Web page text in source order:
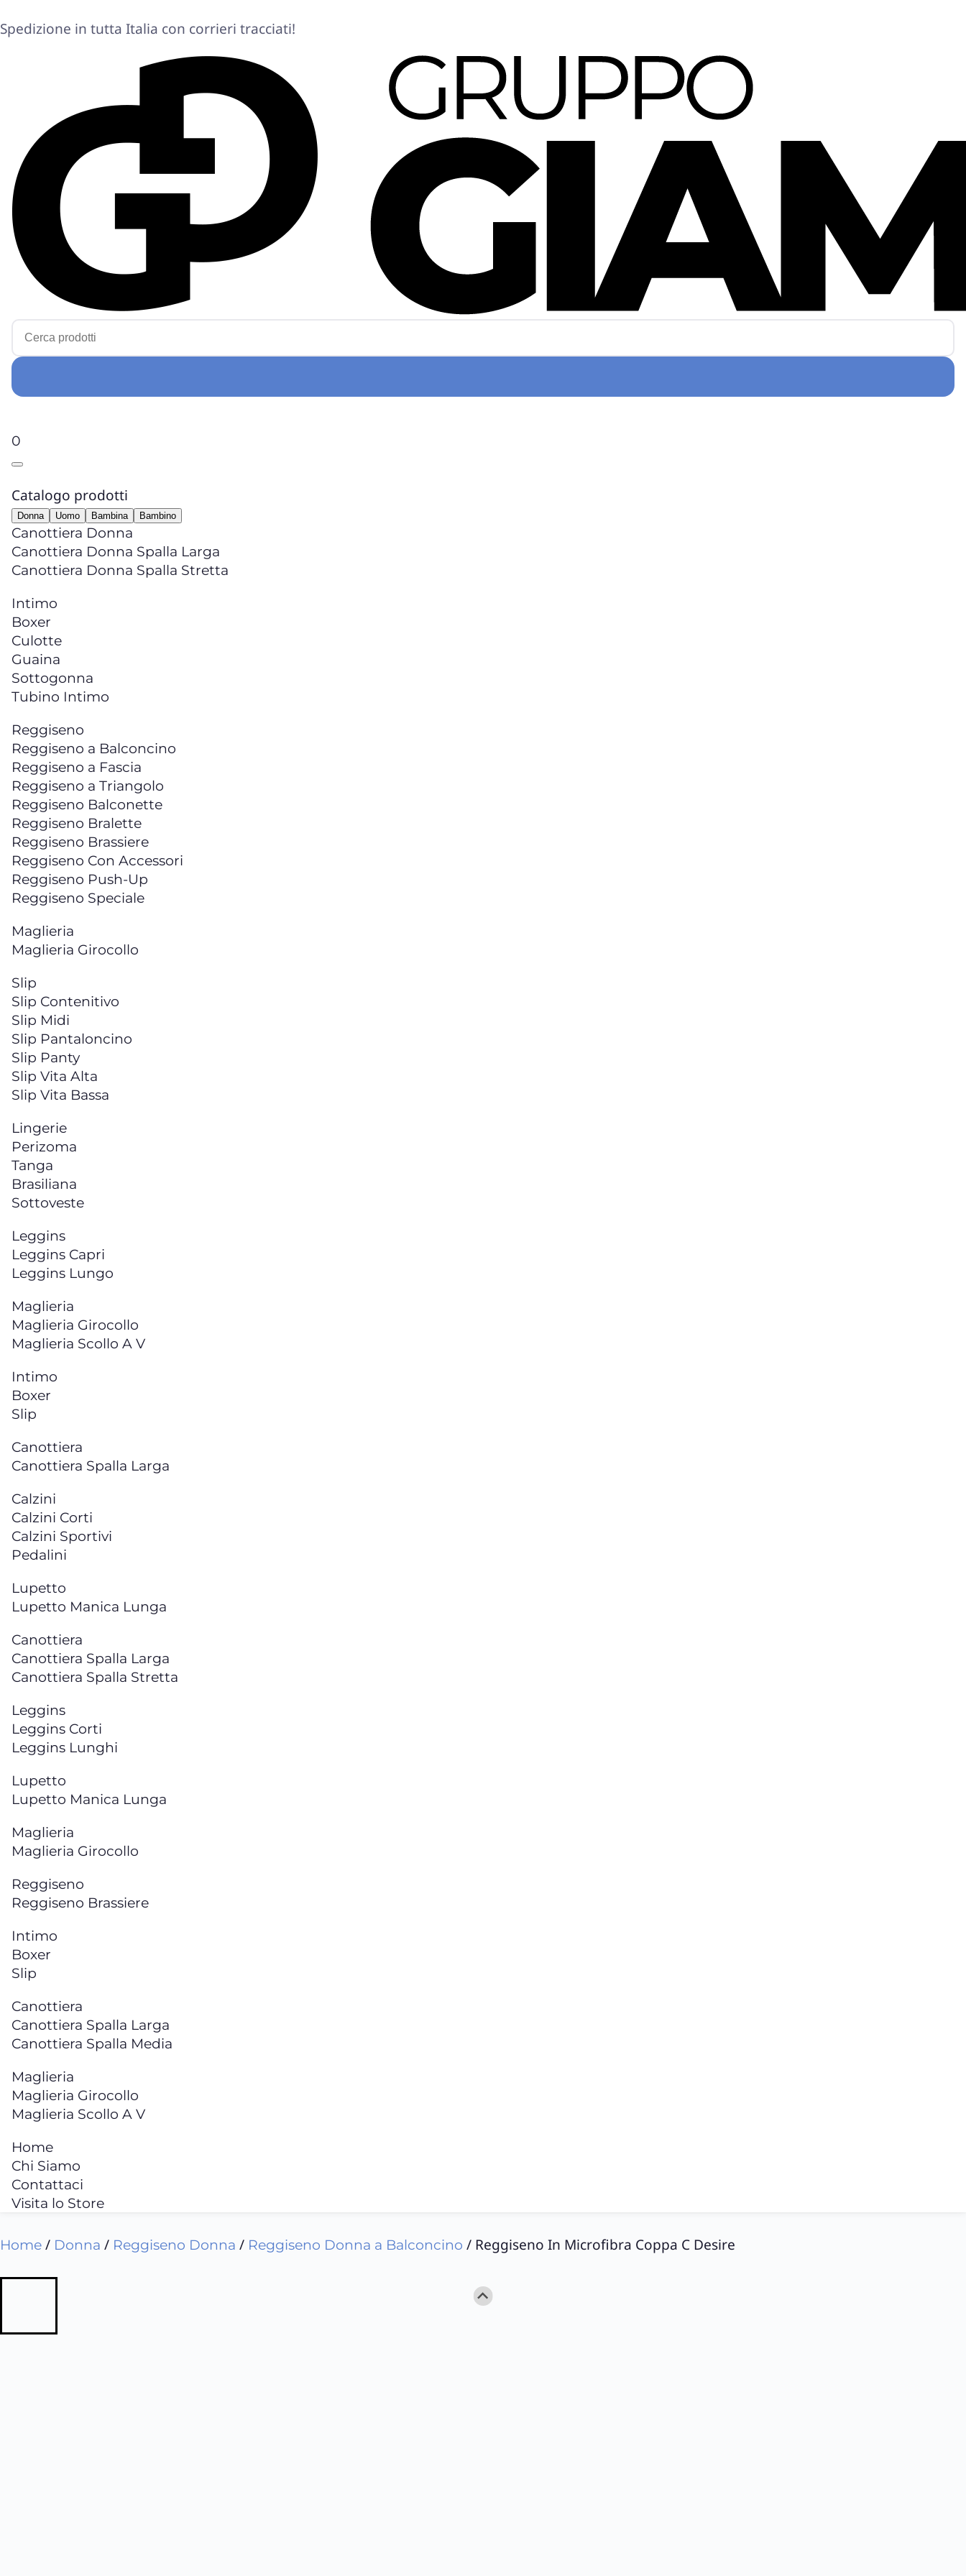
Spedizione in tutta Italia con corrieri tracciati!
0
Catalogo prodotti
Donna Uomo Bambina Bambino
Canottiera Donna
Canottiera Donna Spalla Larga
Canottiera Donna Spalla Stretta
Intimo
Boxer
Culotte
Guaina
Sottogonna
Tubino Intimo
Reggiseno
Reggiseno a Balconcino
Reggiseno a Fascia
Reggiseno a Triangolo
Reggiseno Balconette
Reggiseno Bralette
Reggiseno Brassiere
Reggiseno Con Accessori
Reggiseno Push-Up
Reggiseno Speciale
Maglieria
Maglieria Girocollo
Slip
Slip Contenitivo
Slip Midi
Slip Pantaloncino
Slip Panty
Slip Vita Alta
Slip Vita Bassa
Lingerie
Perizoma
Tanga
Brasiliana
Sottoveste
Leggins
Leggins Capri
Leggins Lungo
Maglieria
Maglieria Girocollo
Maglieria Scollo A V
Intimo
Boxer
Slip
Canottiera
Canottiera Spalla Larga
Calzini
Calzini Corti
Calzini Sportivi
Pedalini
Lupetto
Lupetto Manica Lunga
Canottiera
Canottiera Spalla Larga
Canottiera Spalla Stretta
Leggins
Leggins Corti
Leggins Lunghi
Lupetto
Lupetto Manica Lunga
Maglieria
Maglieria Girocollo
Reggiseno
Reggiseno Brassiere
Intimo
Boxer
Slip
Canottiera
Canottiera Spalla Larga
Canottiera Spalla Media
Maglieria
Maglieria Girocollo
Maglieria Scollo A V
Home
Chi Siamo
Contattaci
Visita lo Store
Home / Donna / Reggiseno Donna / Reggiseno Donna a Balconcino / Reggiseno In Microfibra Coppa C Desire